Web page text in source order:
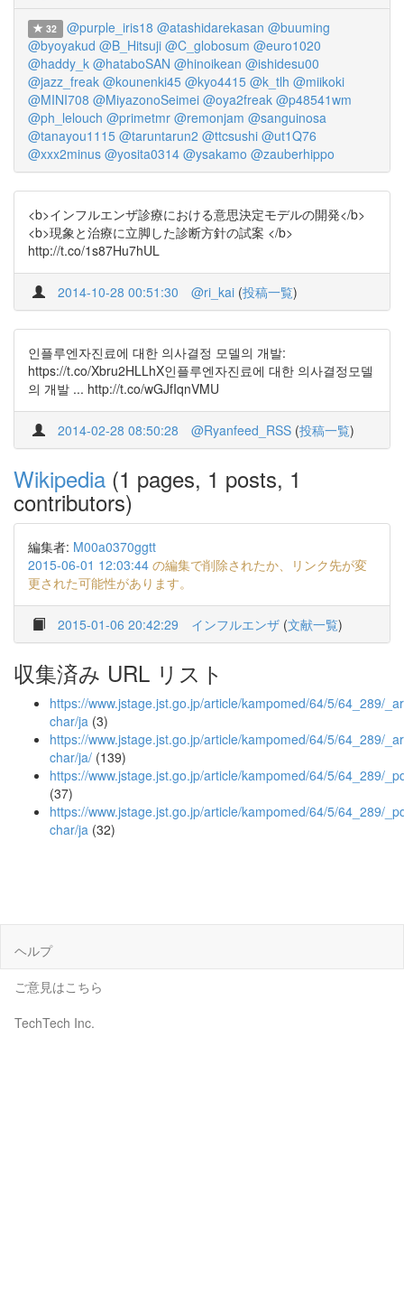
32 @purple_iris18 @atashidarekasan @buuming
@byoyakud @B_Hitsuji @C_globosum @euro1020
@haddy_k @hataboSAN @hinoikean @ishidesu00
@jazz_freak @kounenki45 @kyo4415 @k_tlh @miikoki
@MINI708 @MiyazonoSeimei @oya2freak @p48541wm
@ph_lelouch @primetmr @remonjam @sanguinosa
@tanayou1115 @taruntarun2 @ttcsushi @ut1Q76
@xxx2minus @yosita0314 @ysakamo @zauberhippo
<b>インフルエンザ診療における意思決定モデルの開発</b>
<b>現象と治療に立脚した診断方針の試案 </b>
http://t.co/1s87Hu7hUL
2014-10-28 00:51:30 @ri_kai (投稿一覧)
인플루엔자진료에 대한 의사결정 모델의 개발:
https://t.co/Xbru2HLLhX인플루엔자진료에 대한 의사결정모델
의 개발 ... http://t.co/wGJfIqnVMU
2014-02-28 08:50:28 @Ryanfeed_RSS (投稿一覧)
Wikipedia (1 pages, 1 posts, 1
contributors)
編集者: M00a0370ggtt
2015-06-01 12:03:44 の編集で削除されたか、リンク先が変
更された可能性があります。
2015-01-06 20:42:29 インフルエンザ (文献一覧)
収集済み URL リスト
https://www.jstage.jst.go.jp/article/kampomed/64/5/64_289/
char/ja (3)
https://www.jstage.jst.go.jp/article/kampomed/64/5/64_289/
char/ja/ (139)
https://www.jstage.jst.go.jp/article/kampomed/64/5/64_289/
(37)
https://www.jstage.jst.go.jp/article/kampomed/64/5/64_289/
char/ja (32)
ヘルプ
ご意見はこちら
TechTech Inc.